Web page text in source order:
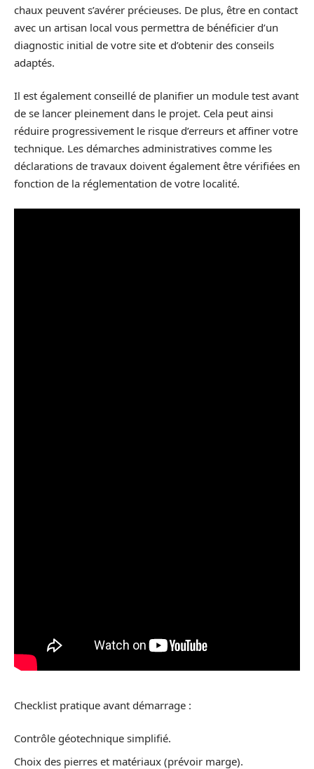
chaux peuvent s’avérer précieuses. De plus, être en contact
avec un artisan local vous permettra de bénéficier d’un
diagnostic initial de votre site et d’obtenir des conseils
adaptés.
Il est également conseillé de planifier un module test avant
de se lancer pleinement dans le projet. Cela peut ainsi
réduire progressivement le risque d’erreurs et affiner votre
technique. Les démarches administratives comme les
déclarations de travaux doivent également être vérifiées en
fonction de la réglementation de votre localité.
Checklist pratique avant démarrage :
Contrôle géotechnique simplifié.
Choix des pierres et matériaux (prévoir marge).